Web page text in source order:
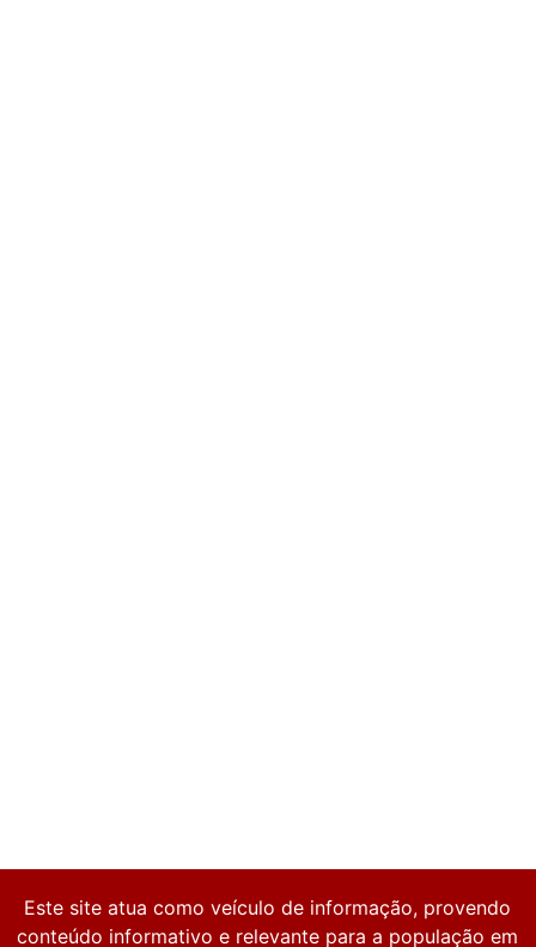
Este site atua como veículo de informação, provendo
conteúdo informativo e relevante para a população em